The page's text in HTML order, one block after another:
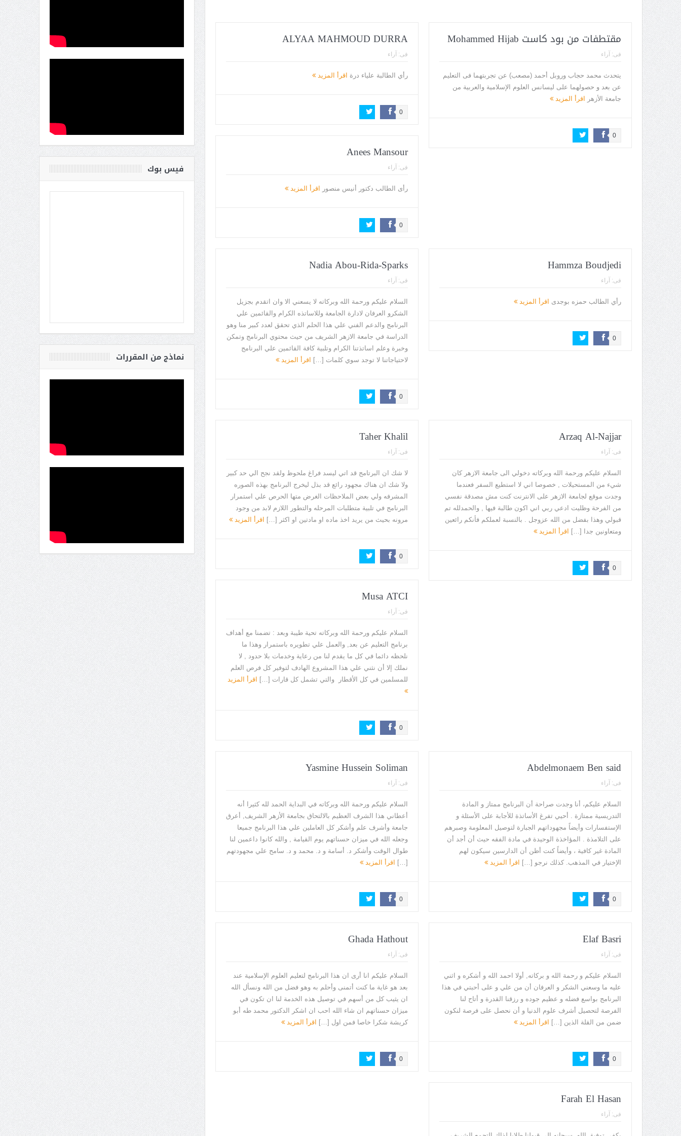
مقتطفات من بود كاست Mohammed Hijab
فى: آراء
يتحدث محمد حجاب وروبل أحمد (مصعب) عن تجربتهما فى التعليم
عن بعد و حصولهما على ليسانس العلوم الإسلامية والعربية من
جامعة الأزهر اقرأ المزيد
0
ALYAA MAHMOUD DURRA
فى: آراء
رأي الطالبة علياء درة اقرأ المزيد
0
Anees Mansour
فى: آراء
رأى الطالب دكتور أنيس منصور اقرأ المزيد
0
Hammza Boudjedi
فى: آراء
رأي الطالب حمزه بوجدى اقرأ المزيد
0
Nadia Abou-Rida-Sparks
فى: آراء
السلام عليكم ورحمة الله وبركاته لا يسعني الا وان اتقدم بجزيل
الشكرو العرفان لادارة الجامعة وللاساتذه الكرام والقائمين علي
البرنامج والدعم الفني علي هذا الحلم الذي تحقق لعدد كبير منا وهو
الدراسة في جامعة الازهر الشريف من حيث محتوي البرنامج وتمكن
وخبرة وعلم اساتذتنا الكرام وتلبية كافة القائمين علي البرنامج
لاحتياجاتنا لا توجد سوي كلمات […]
اقرأ المزيد
0
Arzaq Al-Najjar
فى: آراء
السلام عليكم ورحمة الله وبركاته دخولي الى جامعة الازهر كان
شيء من المستحيلات , خصوصا اني لا استطيع السفر فعندما
وجدت موقع لجامعة الازهر على الانترنت كنت مش مصدقة نفسي
من الفرحة وظليت ادعي ربي اني اكون طالبة فيها , والحمدلله تم
قبولي وهذا بفضل من الله عزوجل . بالنسبة لعملكم فأنكم رائعين
ومتعاونين جدا […]
اقرأ المزيد
0
Taher Khalil
فى: آراء
لا شك ان البرتامج قد اتي ليسد فراغ ملحوظ ولقد نجح الي حد كبير
ولا شك ان هناك مجهود رائع قد بذل ليخرج البرنامج بهذه الصوره
المشرفه ولي بعض الملاحظات الغرض متها الحرص علي استمرار
البرنامج في تلبية متطلبات المرحله والتطور اللازم لابد من وجود
مرونه بحيث من يريد اخذ ماده او مادتين او اكثر […]
اقرأ المزيد
0
Musa ATCI
فى: آراء
السلام عليكم ورحمة الله وبركاته تحية طيبة وبعد : تضمنا مع أهداف
برنامج التعليم عن بعد, والعمل علي تطويره باستمرار وهذا ما
نلحظه دائما في كل ما يقدم لنا من رعاية وخدمات بلا حدود , لا
نملك إلا أن نثني علي هذا المشروع الهادف لتوفير كل فرص العلم
للمسلمين في كل الأقطار والتي تشمل كل قارات […]
اقرأ المزيد
0
Abdelmonaem Ben said
فى: آراء
السلام عليكم، أنا وجدت صراحة أن البرنامج ممتاز و المادة
التدريسية ممتازة . أحيي تفرغ الأساتذة للأجابة على الأسئلة و
الإستفسارات وأيضاً مجهوداتهم الجبارة لتوصيل المعلومة وصبرهم
على التلامذة . المؤاخذة الوحيدة في مادة الفقه حيث أن أجد أن
المادة غير كافية ، وأيضاً كنت أظن أن الدارسين سيكون لهم
الإختيار في المذهب. كذلك نرجو […]
اقرأ المزيد
0
Yasmine Hussein Soliman
فى: آراء
السلام عليكم ورحمة الله وبركاته في البداية الحمد لله كثيرا أنه
أعطاني هذا الشرف العظيم بالالتحاق بجامعة الأزهر الشريف, أعرق
جامعة وأشرف علم وأشكر كل العاملين علي هذا البرنامج جميعا
وجعله الله في ميزان حسناتهم يوم القيامة , والله كانوا داعمين لنا
طوال الوقت وأشكر د. أسامة و د. محمد و د. سامح علي مجهودتهم
[…]
اقرأ المزيد
0
Elaf Basri
فى: آراء
السلام عليكم و رحمة الله و بركاته, أولا احمد الله و أشكره و اثني
عليه ما وسعني الشكر و العرفان أن من علي و على أحبتي في هذا
البرنامج بواسع فضله و عظيم جوده و رزقنا القدرة و أتاح لنا
الفرصة لتحصيل أشرف علوم الدنيا و أن نحصل على فرصة لنكون
ضمن من القلة الذين […]
اقرأ المزيد
0
Ghada Hathout
فى: آراء
السلام عليكم انا أرى ان هذا البرنامج لتعليم العلوم الإسلامية عند
بعد هو غاية ما كنت أتمنى وأحلم به وهو فضل من الله ونسأل الله
ان يثيب كل من أسهم في توصيل هذه الخدمة لنا ان تكون في
ميزان حسناتهم ان شاء الله احب ان اشكر الدكتور محمد طه أبو
كريشة شكرا خاصا فمن اول […]
اقرأ المزيد
0
Farah El Hasan
فى: آراء
فيس بوك
نماذج من المقررات